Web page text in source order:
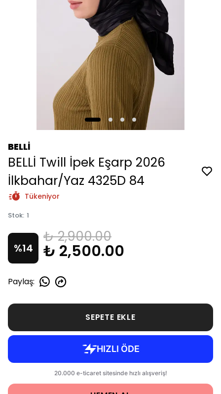
BELLİ
BELLİ Twill İpek Eşarp 2026
İlkbahar/Yaz 4325D 84
Tükeniyor
Stok: 1
%14
₺ 2,900.00
₺ 2,500.00
Paylaş:
SEPETE EKLE